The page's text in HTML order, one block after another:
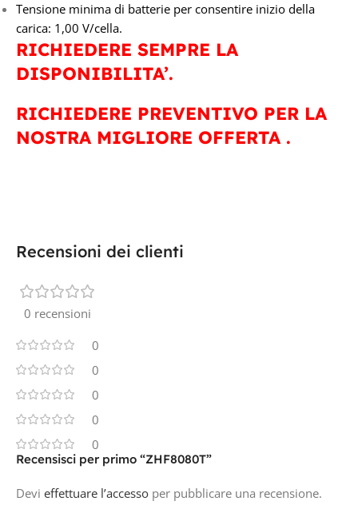
Tensione minima di batterie per consentire inizio della
carica: 1,00 V/cella.
RICHIEDERE SEMPRE LA
DISPONIBILITA’.
RICHIEDERE PREVENTIVO PER LA
NOSTRA MIGLIORE OFFERTA .
Recensioni dei clienti
0 recensioni
0
0
0
0
0
Recensisci per primo “ZHF8080T”
Devi effettuare l’accesso per pubblicare una recensione.